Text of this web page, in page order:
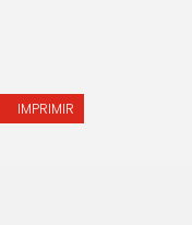
IMPRIMIR